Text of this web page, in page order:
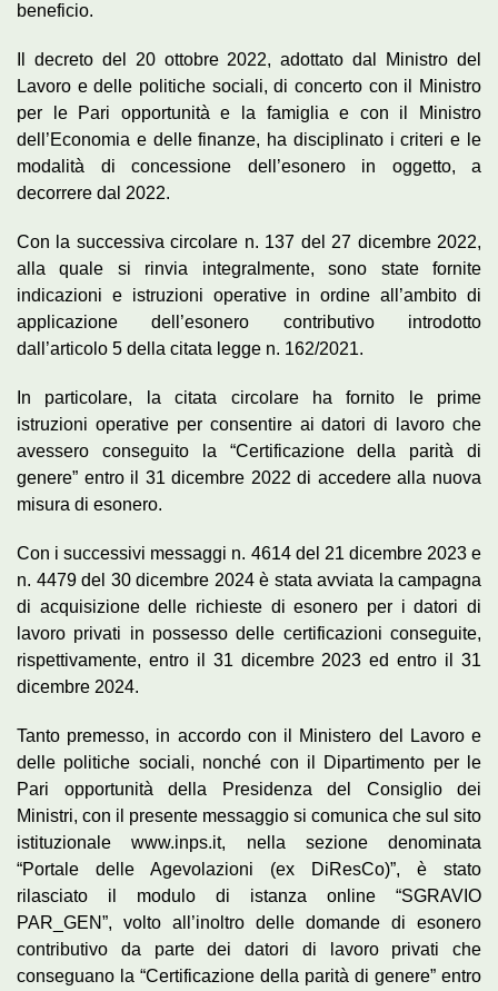
beneficio.
Il decreto del 20 ottobre 2022, adottato dal Ministro del
Lavoro e delle politiche sociali, di concerto con il Ministro
per le Pari opportunità e la famiglia e con il Ministro
dell’Economia e delle finanze, ha disciplinato i criteri e le
modalità di concessione dell’esonero in oggetto, a
decorrere dal 2022.
Con la successiva circolare n. 137 del 27 dicembre 2022,
alla quale si rinvia integralmente, sono state fornite
indicazioni e istruzioni operative in ordine all’ambito di
applicazione dell’esonero contributivo introdotto
dall’articolo 5 della citata legge n. 162/2021.
In particolare, la citata circolare ha fornito le prime
istruzioni operative per consentire ai datori di lavoro che
avessero conseguito la “Certificazione della parità di
genere” entro il 31 dicembre 2022 di accedere alla nuova
misura di esonero.
Con i successivi messaggi n. 4614 del 21 dicembre 2023 e
n. 4479 del 30 dicembre 2024 è stata avviata la campagna
di acquisizione delle richieste di esonero per i datori di
lavoro privati in possesso delle certificazioni conseguite,
rispettivamente, entro il 31 dicembre 2023 ed entro il 31
dicembre 2024.
Tanto premesso, in accordo con il Ministero del Lavoro e
delle politiche sociali, nonché con il Dipartimento per le
Pari opportunità della Presidenza del Consiglio dei
Ministri, con il presente messaggio si comunica che sul sito
istituzionale www.inps.it, nella sezione denominata
“Portale delle Agevolazioni (ex DiResCo)”, è stato
rilasciato il modulo di istanza online “SGRAVIO
PAR_GEN”, volto all’inoltro delle domande di esonero
contributivo da parte dei datori di lavoro privati che
conseguano la “Certificazione della parità di genere” entro